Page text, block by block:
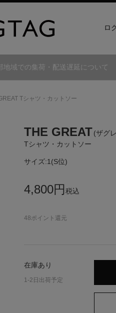
ロ
域での集荷・配送遅延について
Tシャツ・カットソー
THE GREAT(ザグ
Tシャツ・カットソー
サイズ:1(S位)
4,800円 税込
48ポイント還元
在庫あり
1-2日出荷予定